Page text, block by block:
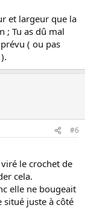
et largeur que la
; Tu as dû mal
( ou pas
#6
le crochet de
cela.
elle ne bougeait
juste à côté